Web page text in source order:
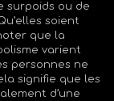
surpoids ou de
soient
que la
varient
personnes ne
signifie que les
d’une